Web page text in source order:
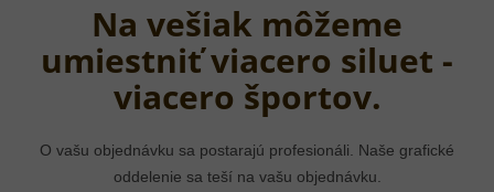
Na vešiak môžeme
umiestniť viacero siluet -
viacero športov.
O vašu objednávku sa postarajú profesionáli. Naše grafické
oddelenie sa teší na vašu objednávku.